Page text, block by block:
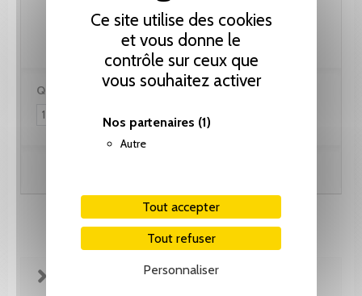
Ce site utilise des cookies
et vous donne le
contrôle sur ceux que
vous souhaitez activer
Nos partenaires (1)
Autre
Tout accepter
Tout refuser
Personnaliser
369.35 CHF
Quantité :
FICHE TECHNIQUE